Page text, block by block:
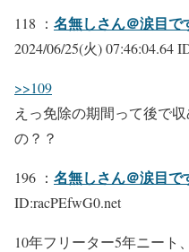
118 ： 名無しさん＠涙目
2024/06/25(火) 07:46:04.64
>>109
えっ免除の期間って後で
の？？
196 ： 名無しさん＠涙目で
ID:racPEfwG0.net
10年フリーター5年ニート